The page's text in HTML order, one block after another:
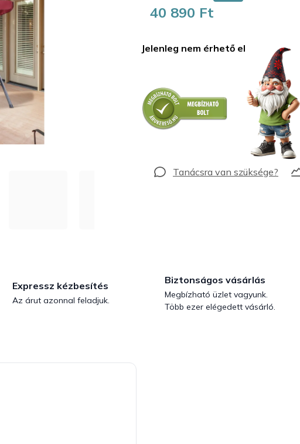
40 890 Ft
Jelenleg nem érhető el
Expressz kézbesítés
Az árut azonnal feladjuk.
Biztonságos vásárlás
Megbízható üzlet vagyunk.
Több ezer elégedett vásárló.